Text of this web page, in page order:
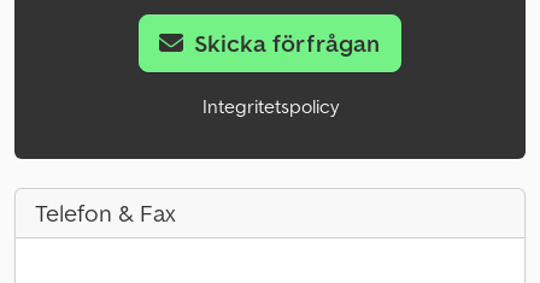
Skicka förfrågan
Integritetspolicy
Telefon & Fax